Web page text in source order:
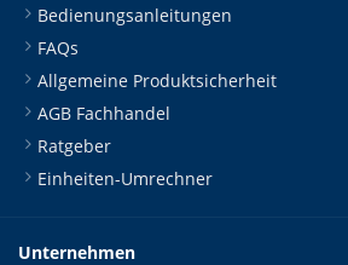
Bedienungsanleitungen
FAQs
Allgemeine Produktsicherheit
AGB Fachhandel
Ratgeber
Einheiten-Umrechner
Unternehmen